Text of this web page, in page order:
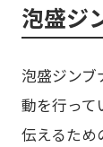
泡盛ジ
泡盛ジン
動を行って
伝えるため